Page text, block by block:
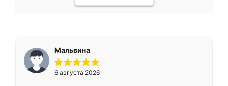
Мальвина
6 августа 2026